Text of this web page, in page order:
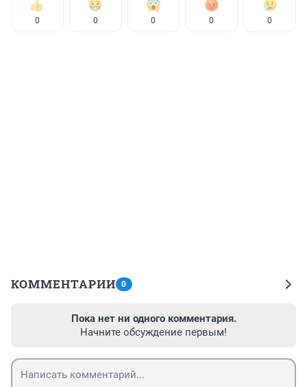
0 0 0 0 0
КОММЕНТАРИИ 0
Пока нет ни одного комментария.
Начните обсуждение первым!